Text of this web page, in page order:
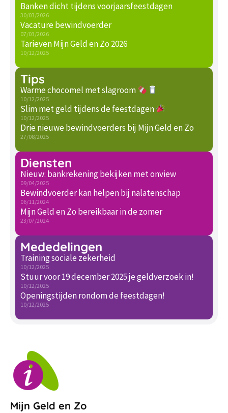
Banken dicht tijdens voorjaarsfeestdagen
30/03/2026
Vacature bewindvoerder
07/03/2026
Tarieven Mijn Geld en Zo 2026
10/12/2025
Tips
Warme chocomel met slagroom
10/12/2025
Slim met geld tijdens de feestdagen
10/12/2025
Drie nieuwe bewindvoerders bij Mijn Geld en Zo
27/08/2025
Diensten
Nieuw: bankrekening bekijken met onview
09/04/2025
Bewindvoerder kan helpen bij nalatenschap
06/11/2024
Mijn Geld en Zo bereikbaar in de zomer
23/07/2024
Mededelingen
Training sociale zekerheid
10/12/2025
Stuur voor 19 december 2025 je geldverzoek in!
10/12/2025
Openingstijden rondom de feestdagen!
10/12/2025
Mijn Geld en Zo